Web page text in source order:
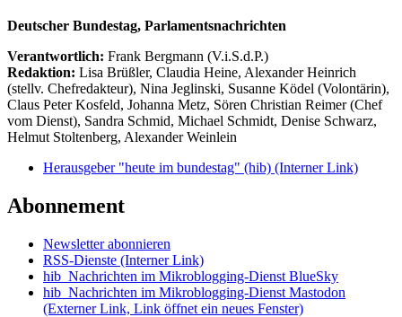
Deutscher Bundestag, Parlamentsnachrichten
Verantwortlich: Frank Bergmann (V.i.S.d.P.)
Redaktion: Lisa Brüßler, Claudia Heine, Alexander Heinrich
(stellv. Chefredakteur), Nina Jeglinski, Susanne Ködel (Volontärin),
Claus Peter Kosfeld, Johanna Metz, Sören Christian Reimer (Chef
vom Dienst), Sandra Schmid, Michael Schmidt, Denise Schwarz,
Helmut Stoltenberg, Alexander Weinlein
Herausgeber "heute im bundestag" (hib) (Interner Link)
Abonnement
Newsletter abonnieren
RSS-Dienste (Interner Link)
hib_Nachrichten im Mikroblogging-Dienst BlueSky
hib_Nachrichten im Mikroblogging-Dienst Mastodon
(Externer Link, Link öffnet ein neues Fenster)